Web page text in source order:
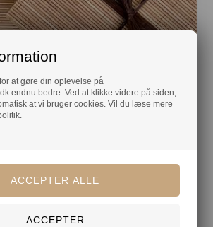
at gøre din oplevelse på
endnu bedre. Ved at klikke videre på siden,
at vi bruger cookies. Vil du læse mere